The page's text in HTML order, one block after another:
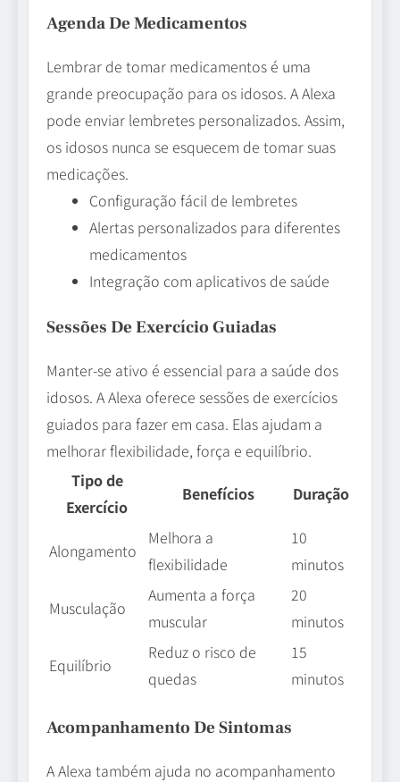
Agenda De Medicamentos
Lembrar de tomar medicamentos é uma
grande preocupação para os idosos. A Alexa
pode enviar lembretes personalizados. Assim,
os idosos nunca se esquecem de tomar suas
medicações.
Configuração fácil de lembretes
Alertas personalizados para diferentes
medicamentos
Integração com aplicativos de saúde
Sessões De Exercício Guiadas
Manter-se ativo é essencial para a saúde dos
idosos. A Alexa oferece sessões de exercícios
guiados para fazer em casa. Elas ajudam a
melhorar flexibilidade, força e equilíbrio.
Tipo de
Exercício
Benefícios Duração
Alongamento
Melhora a
flexibilidade
10
minutos
Musculação
Aumenta a força
muscular
20
minutos
Equilíbrio
Reduz o risco de
quedas
15
minutos
Acompanhamento De Sintomas
A Alexa também ajuda no acompanhamento